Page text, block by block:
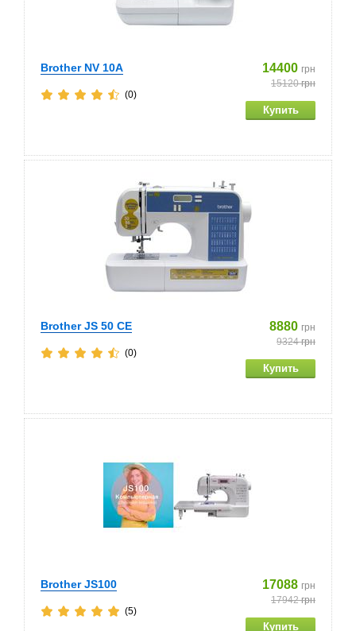
Brother NV 10A 14400 грн
15120грн
(0)
Brother JS 50 CE 8880 грн
9324грн
(0)
Brother JS100 17088 грн
17942грн
(5)